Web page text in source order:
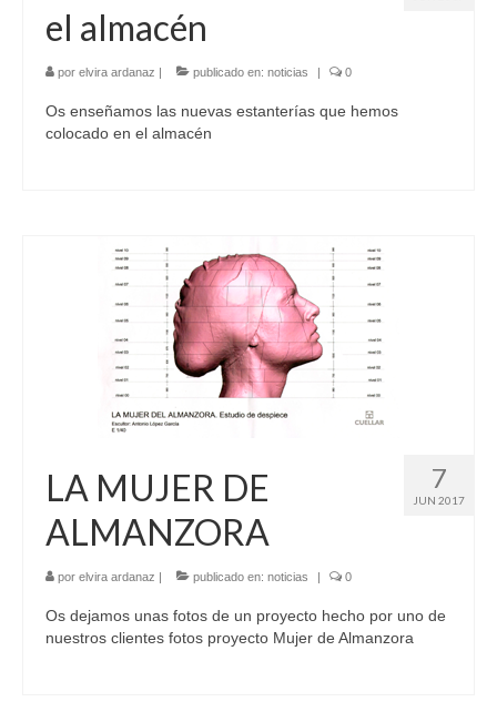
el almacén
por elvira ardanaz | publicado en: noticias | 0
Os enseñamos las nuevas estanterías que hemos
colocado en el almacén
7
JUN 2017
LA MUJER DE
ALMANZORA
por elvira ardanaz | publicado en: noticias | 0
Os dejamos unas fotos de un proyecto hecho por uno de
nuestros clientes fotos proyecto Mujer de Almanzora